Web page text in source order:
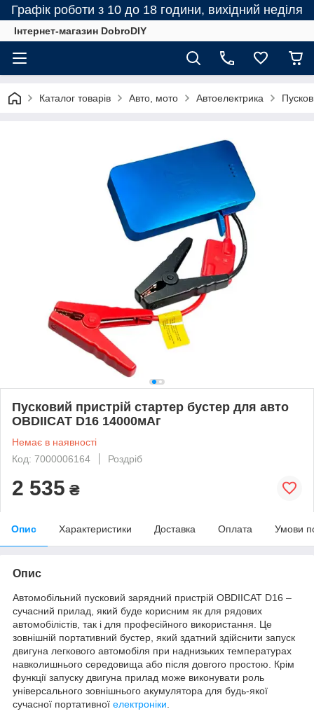
Графік роботи з 10 до 18 години, вихідний неділя
Інтернет-магазин DobroDIY
Каталог товарів Авто, мото Автоелектрика
Пусковий пристрій стартер бустер для авто
OBDIICAT D16 14000мАг
Немає в наявності
Код: 7000006164
Роздріб
2 535 ₴
Опис Характеристики Доставка Оплата Умови
Опис
Автомобільний пусковий зарядний пристрій OBDIICAT D16 –
сучасний прилад, який буде корисним як для рядових
автомобілістів, так і для професійного використання. Це
зовнішній портативний бустер, який здатний здійснити запуск
двигуна легкового автомобіля при наднизьких температурах
навколишнього середовища або після довгого простою. Крім
функції запуску двигуна прилад може виконувати роль
універсального зовнішнього акумулятора для будь-якої
сучасної портативної електроніки